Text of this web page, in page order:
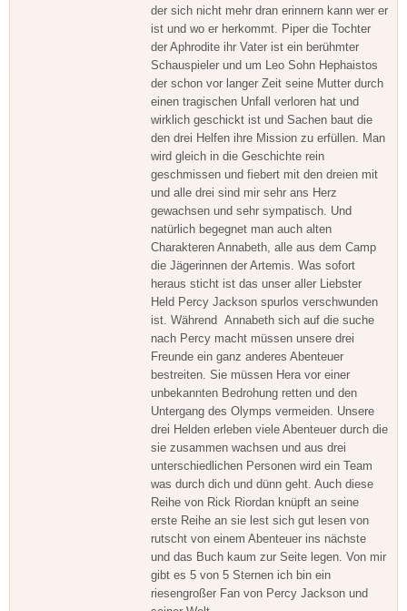
der sich nicht mehr dran erinnern kann wer er
ist und wo er herkommt. Piper die Tochter
der Aphrodite ihr Vater ist ein berühmter
Schauspieler und um Leo Sohn Hephaistos
der schon vor langer Zeit seine Mutter durch
einen tragischen Unfall verloren hat und
wirklich geschickt ist und Sachen baut die
den drei Helfen ihre Mission zu erfüllen. Man
wird gleich in die Geschichte rein
geschmissen und fiebert mit den dreien mit
und alle drei sind mir sehr ans Herz
gewachsen und sehr sympatisch. Und
natürlich begegnet man auch alten
Charakteren Annabeth, alle aus dem Camp
die Jägerinnen der Artemis. Was sofort
heraus sticht ist das unser aller Liebster
Held Percy Jackson spurlos verschwunden
ist. Während Annabeth sich auf die suche
nach Percy macht müssen unsere drei
Freunde ein ganz anderes Abenteuer
bestreiten. Sie müssen Hera vor einer
unbekannten Bedrohung retten und den
Untergang des Olymps vermeiden. Unsere
drei Helden erleben viele Abenteuer durch die
sie zusammen wachsen und aus drei
unterschiedlichen Personen wird ein Team
was durch dich und dünn geht. Auch diese
Reihe von Rick Riordan knüpft an seine
erste Reihe an sie lest sich gut lesen von
rutscht von einem Abenteuer ins nächste
und das Buch kaum zur Seite legen. Von mir
gibt es 5 von 5 Sternen ich bin ein
riesengroßer Fan von Percy Jackson und